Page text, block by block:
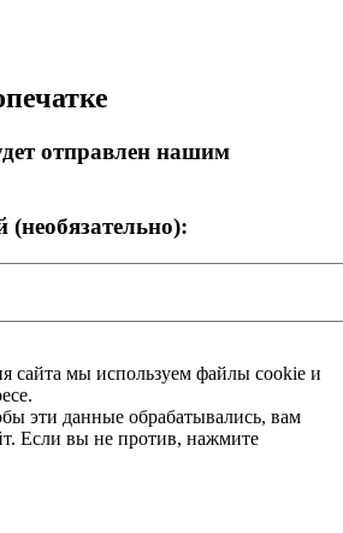
отправлен нашим
сайта мы используем файлы cookie и
эти данные обрабатывались, вам
Если вы не против, нажмите